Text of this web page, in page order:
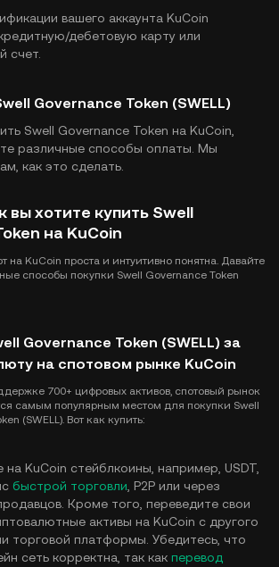
вашего аккаунта KuCoin
дебетовую карту или
счет.
Governance Token (SWELL)
Swell Governance Token на KuCoin,
различные способы оплаты. Мы
как это сделать.
вы хотите купить Swell
на KuCoin
на KuCoin проста и интуитивно понятна. Давайте
способы покупки Swell Governance Token
Governance Token (SWELL) за
на спотовом рынке KuCoin
700+ цифровых активов, спотовый рынок
самым популярным местом для покупки Swell
(SWELL). Вот как купить:
на KuCoin стейблкоины, например, USDT,
быстрой торговли , P2P или через
Кроме того, переведите свои
активы на KuCoin с другого
торговой платформы. Убедитесь, что
сеть корректна, так как перевод